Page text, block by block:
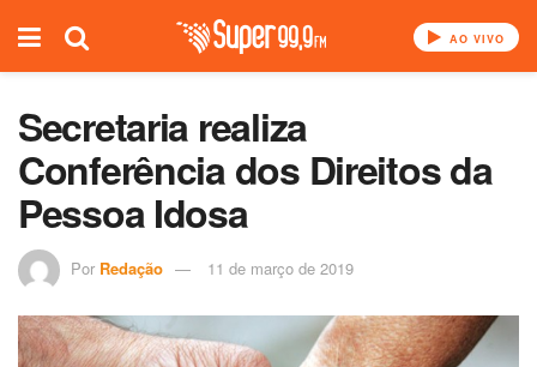
AO VIVO
Secretaria realiza
Conferência dos Direitos da
Pessoa Idosa
Por Redação 11 de março de 2019